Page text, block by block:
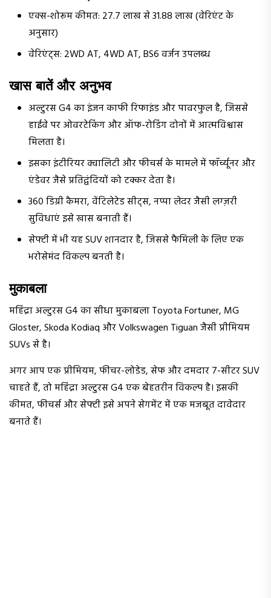
एक्स-शोरूम कीमत: ₹27.7 लाख से ₹31.88 लाख (वेरिएंट के
अनुसार)
वेरिएंट्स: 2WD AT, 4WD AT, BS6 वर्जन उपलब्ध
खास बातें और अनुभव
अल्टुरस G4 का इंजन काफी रिफाइंड और पावरफुल है, जिससे
हाईवे पर ओवरटेकिंग और ऑफ-रोडिंग दोनों में आत्मविश्वास
मिलता है।
इसका इंटीरियर क्वालिटी और फीचर्स के मामले में फॉर्च्यूनर और
एंडेवर जैसे प्रतिद्वंदियों को टक्कर देता है।
360 डिग्री कैमरा, वेंटिलेटेड सीट्स, नप्पा लेदर जैसी लग्ज़री
सुविधाएं इसे खास बनाती हैं।
सेफ्टी में भी यह SUV शानदार है, जिससे फैमिली के लिए एक
भरोसेमंद विकल्प बनती है।
मुकाबला
महिंद्रा अल्टुरस G4 का सीधा मुकाबला Toyota Fortuner, MG
Gloster, Skoda Kodiaq और Volkswagen Tiguan जैसी प्रीमियम
SUVs से है।
अगर आप एक प्रीमियम, फीचर-लोडेड, सेफ और दमदार 7-सीटर SUV
चाहते हैं, तो महिंद्रा अल्टुरस G4 एक बेहतरीन विकल्प है। इसकी
कीमत, फीचर्स और सेफ्टी इसे अपने सेगमेंट में एक मजबूत दावेदार
बनाते हैं।